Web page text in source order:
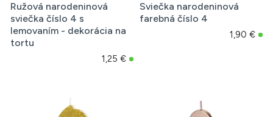
Ružová narodeninová
sviečka číslo 4 s
lemovaním - dekorácia na
tortu
1,25 €
Sviečka narodeninová
farebná číslo 4
1,90 €